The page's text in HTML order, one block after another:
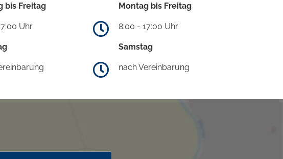
bis Freitag
Uhr
Montag bis Freitag
8:00 - 17:00 Uhr
Samstag
nach Vereinbarung